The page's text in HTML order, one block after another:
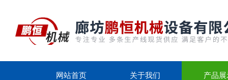
网站首页 关于我们 产品